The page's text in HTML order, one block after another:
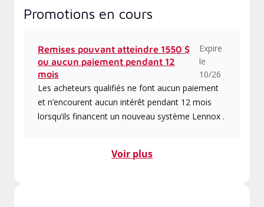
Promotions en cours
Remises pouvant atteindre 1550 $
ou aucun paiement pendant 12
mois
Expire
le
10/26
Les acheteurs qualifiés ne font aucun paiement
et n’encourent aucun intérêt pendant 12 mois
lorsqu’ils financent un nouveau système Lennox .
Voir plus